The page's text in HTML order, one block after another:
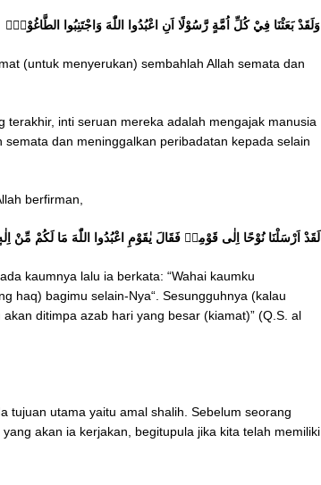
وَلَقَدْ بَعَثْنَا فِيْ كُلِّ اُمَّةٍ رَّسُوْلًا اَنِ اعْبُدُوا اللّٰهَ وَاجْتَنِبُوا الطَّاغُوْتَۚ
(untuk menyerukan) sembahlah Allah semata dan
terakhir, inti seruan mereka adalah mengajak manusia
dan meninggalkan peribadatan kepada selain
berfirman,
لَقَدْ اَرْسَلْنَا نُوْحًا اِلٰى قَوْمِهٖ فَقَالَ يٰقَوْمِ اعْبُدُوا اللّٰهَ مَا لَكُمْ
kaumnya lalu ia berkata: “Wahai kaumku
haq) bagimu selain-Nya“. Sesungguhnya (kalau
ditimpa azab hari yang besar (kiamat)” (Q.S. al
tujuan utama yaitu amal shalih. Sebelum seorang
akan ia kerjakan, begitupula jika kita telah memiliki